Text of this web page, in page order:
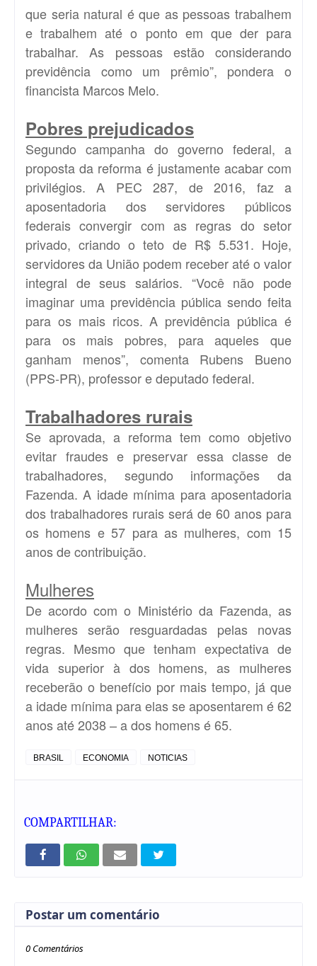
que seria natural é que as pessoas trabalhem
e trabalhem até o ponto em que der para
trabalhar. As pessoas estão considerando
previdência como um prêmio”, pondera o
financista Marcos Melo.
Pobres prejudicados
Segundo campanha do governo federal, a
proposta da reforma é justamente acabar com
privilégios. A PEC 287, de 2016, faz a
aposentadoria dos servidores públicos
federais convergir com as regras do setor
privado, criando o teto de R$ 5.531. Hoje,
servidores da União podem receber até o valor
integral de seus salários. “Você não pode
imaginar uma previdência pública sendo feita
para os mais ricos. A previdência pública é
para os mais pobres, para aqueles que
ganham menos”, comenta Rubens Bueno
(PPS-PR), professor e deputado federal.
Trabalhadores rurais
Se aprovada, a reforma tem como objetivo
evitar fraudes e preservar essa classe de
trabalhadores, segundo informações da
Fazenda. A idade mínima para aposentadoria
dos trabalhadores rurais será de 60 anos para
os homens e 57 para as mulheres, com 15
anos de contribuição.
Mulheres
De acordo com o Ministério da Fazenda, as
mulheres serão resguardadas pelas novas
regras. Mesmo que tenham expectativa de
vida superior à dos homens, as mulheres
receberão o benefício por mais tempo, já que
a idade mínima para elas se aposentarem é 62
anos até 2038 – a dos homens é 65.
BRASIL ECONOMIA NOTICIAS
COMPARTILHAR:
Postar um comentário
0 Comentários